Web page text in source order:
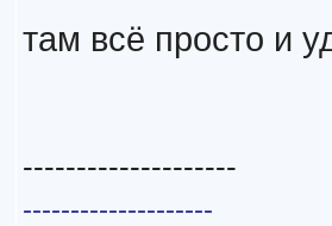
там всё просто и
--------------------
--------------------